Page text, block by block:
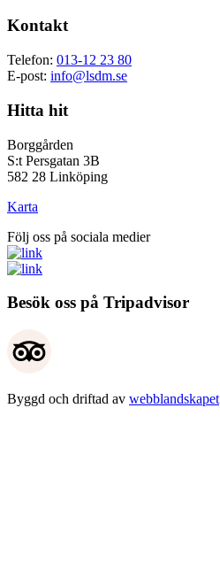
Kontakt
Telefon: 013-12 23 80
E-post: info@lsdm.se
Hitta hit
Borggården
S:t Persgatan 3B
582 28 Linköping
Karta
Följ oss på sociala medier
Besök oss på Tripadvisor
Byggd och driftad av webblandskapet